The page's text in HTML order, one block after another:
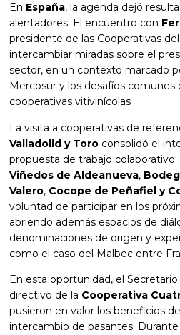
En España, la agenda dejó
alentadores. El encuentro con
presidente de las Cooperativas
intercambiar miradas sobre el
sector, en un contexto marcado
Mercosur y los desafíos
cooperativas vitivinícolas
La visita a cooperativas de
Valladolid y Toro consolidó el
propuesta de trabajo
Viñedos de Aldeanueva,
Valero, Cocope de Peñafiel y
voluntad de participar en los
abriendo además espacios de
denominaciones de origen y
como el caso del Malbec entre
En esta oportunidad, el
directivo de la Cooperativa
pusieron en valor los beneficios
intercambio de pasantes.